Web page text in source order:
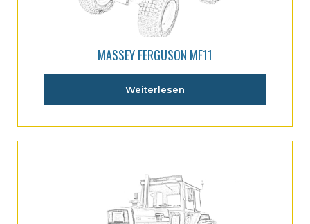
MASSEY FERGUSON MF11
Weiterlesen